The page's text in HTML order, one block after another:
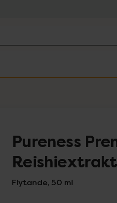
Pureness
Reishiextrakt
Flytande, 50 ml